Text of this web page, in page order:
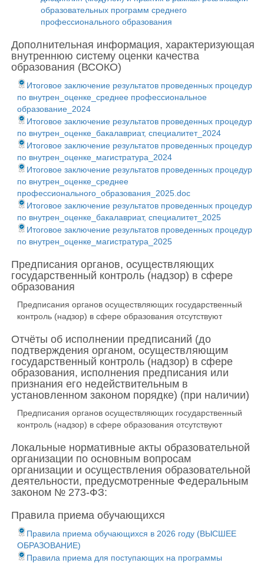
образовательных программ среднего
профессионального образования
Дополнительная информация, характеризующая
внутреннюю систему оценки качества
образования (ВСОКО)
Итоговое заключение результатов проведенных процедур
по внутрен_оценке_среднее профессиональное
образование_2024
Итоговое заключение результатов проведенных процедур
по внутрен_оценке_бакалавриат, специалитет_2024
Итоговое заключение результатов проведенных процедур
по внутрен_оценке_магистратура_2024
Итоговое заключение результатов проведенных процедур
по внутрен_оценке_среднее
профессионального_образования_2025.doc
Итоговое заключение результатов проведенных процедур
по внутрен_оценке_бакалавриат, специалитет_2025
Итоговое заключение результатов проведенных процедур
по внутрен_оценке_магистратура_2025
Предписания органов, осуществляющих
государственный контроль (надзор) в сфере
образования
Предписания органов осуществляющих государственный
контроль (надзор) в сфере образования отсутствуют
Отчёты об исполнении предписаний (до
подтверждения органом, осуществляющим
государственный контроль (надзор) в сфере
образования, исполнения предписания или
признания его недействительным в
установленном законом порядке) (при наличии)
Предписания органов осуществляющих государственный
контроль (надзор) в сфере образования отсутствуют
Локальные нормативные акты образовательной
организации по основным вопросам
организации и осуществления образовательной
деятельности, предусмотренные Федеральным
законом № 273-ФЗ:
Правила приема обучающихся
Правила приема обучающихся в 2026 году (ВЫСШЕЕ
ОБРАЗОВАНИЕ)
Правила приема для поступающих на программы